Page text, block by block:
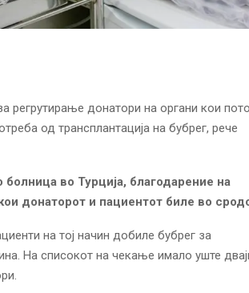
регрутирање донатори на органи кои
од трансплантација на бубрег, рече
во Турција, благодарение на
донаторот и пациентот биле во
на тој начин добиле бубрег за
На списокот на чекање имало уште